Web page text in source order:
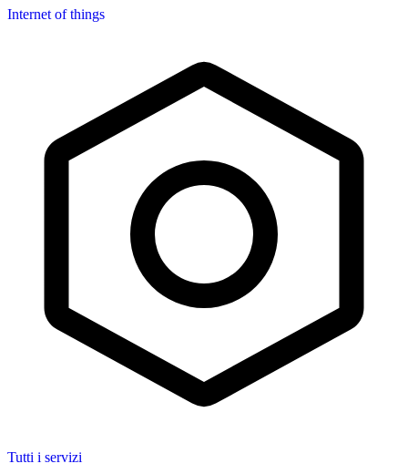
Internet of things
Tutti i servizi